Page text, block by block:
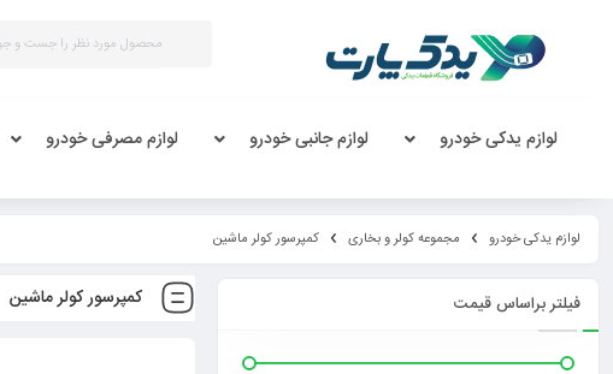
لوازم یدکی خودرو لوازم جانبی خودرو لوازم مصرفی خودرو
لوازم یدکی خودرو مجموعه کولر و بخاری کمپرسور کولر ماشین
کمپرسور کولر ماشین فیلتر براساس قیمت